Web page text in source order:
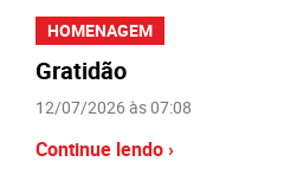
HOMENAGEM
Gratidão
12/07/2026 às 07:08
Continue lendo ›